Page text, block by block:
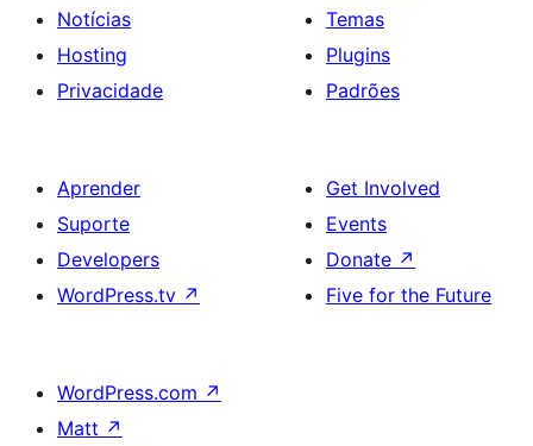
Notícias
Hosting
Privacidade
Temas
Plugins
Padrões
Aprender
Suporte
Developers
WordPress.tv ↗
Get Involved
Events
Donate ↗
Five for the Future
WordPress.com ↗
Matt ↗